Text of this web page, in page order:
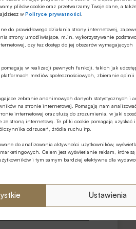
plików cookie oraz przetwarzamy Twoje dane, a
wPolityce prywatności
do prawidłowego działania strony internetowej,
strony umożliwiające, m.in. wykorzystywanie
czy tez dostęp do jej obszarów wymagających
pomagają w realizacji pewnych funkcji, takich jak
mediów społecznościowych, zbieranie
zebranie anonimowych danych statystycznych i
na stronie internetowej. Pomagają nam
internetowej oraz służą do zrozumienia, w jaki
stroną internetową. Te pliki cookie pomagają uzyskać
odrzuceń, źródła ruchu itp.
do analizowania aktywności użytkowników,
Celem jest wyświetlanie reklam, które są
i tym samym bardziej efektywne dla
Ustawienia
dostępu do artykułu/wydania na
typu BANKOWIEC, STUDENT
Wyślij SMSa o treści
PLAQC.6MEJ
na numer
91900
netto (